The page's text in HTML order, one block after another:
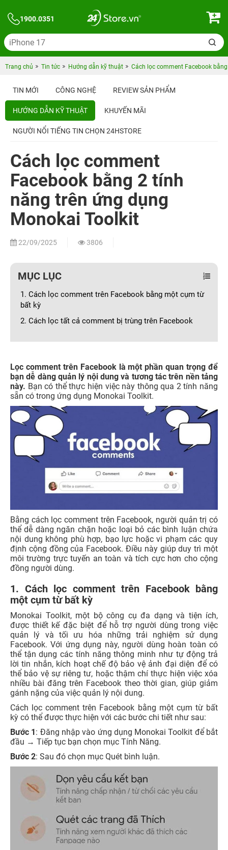
1900.0351
Trang chủ Tin tức Hướng dẫn kỹ thuật Cách lọc comment Facebook
TIN MỚI CÔNG NGHỆ REVIEW SẢN PHẨM
HƯỚNG DẪN KỸ THUẬT KHUYẾN MÃI
NGƯỜI NỔI TIẾNG TIN CHỌN 24HSTORE
Cách lọc comment
Facebook bằng 2 tính
năng trên ứng dụng
Monokai Toolkit
22/09/2025 3806
MỤC LỤC
1. Cách lọc comment trên Facebook bằng một cụm từ
bất kỳ
2. Cách lọc tất cả comment bị trùng trên Facebook
Lọc comment trên Facebook là một phần quan trọng để
bạn dễ dàng quản lý nội dung và tương tác trên nền tảng
này. Bạn có thể thực hiện việc này thông qua 2 tính năng
sẵn có trong ứng dụng Monokai Toolkit.
Bằng cách lọc comment trên Facebook, người quản trị có
thể dễ dàng ngăn chặn hoặc loại bỏ các bình luận chứa
nội dung không phù hợp, bạo lực hoặc vi phạm các quy
định cộng đồng của Facebook. Điều này giúp duy trì một
môi trường trực tuyến an toàn và tích cực hơn cho cộng
đồng người dùng.
1. Cách lọc comment trên Facebook bằng
một cụm từ bất kỳ
Monokai Toolkit, một bộ công cụ đa dạng và tiện ích,
được thiết kế đặc biệt để hỗ trợ người dùng trong việc
quản lý và tối ưu hóa những trải nghiệm sử dụng
Facebook. Với ứng dụng này, người dùng hoàn toàn có
thể tận dụng các tính năng thông minh như tự động trả
lời tin nhắn, kích hoạt chế độ bảo vệ ảnh đại diện để có
thể bảo vệ sự riêng tư, hoặc thậm chí thực hiện việc xóa
nhiều bài đăng trên Facebook theo thời gian, giúp giảm
gánh nặng của việc quản lý nội dung.
Cách lọc comment trên Facebook bằng một cụm từ bất
kỳ có thể được thực hiện với các bước chi tiết như sau:
Bước 1 : Đăng nhập vào ứng dụng Monokai Toolkit để bắt
đầu → Tiếp tục bạn chọn mục Tính Năng.
Bước 2: Sau đó chọn mục Quét bình luận.